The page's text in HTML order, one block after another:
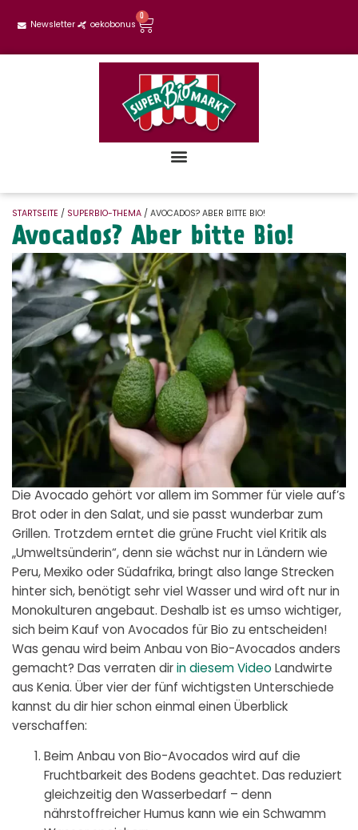
Newsletter oekobonus
0
STARTSEITE / SUPERBIO-THEMA / AVOCADOS? ABER BITTE BIO!
Avocados? Aber bitte Bio!
Die Avocado gehört vor allem im Sommer für viele auf’s
Brot oder in den Salat, und sie passt wunderbar zum
Grillen. Trotzdem erntet die grüne Frucht viel Kritik als
„Umweltsünderin“, denn sie wächst nur in Ländern wie
Peru, Mexiko oder Südafrika, bringt also lange Strecken
hinter sich, benötigt sehr viel Wasser und wird oft nur in
Monokulturen angebaut. Deshalb ist es umso wichtiger,
sich beim Kauf von Avocados für Bio zu entscheiden!
Was genau wird beim Anbau von Bio-Avocados anders
gemacht? Das verraten dirin diesem Video Landwirte
aus Kenia. Über vier der fünf wichtigsten Unterschiede
kannst du dir hier schon einmal einen Überblick
verschaffen:
Beim Anbau von Bio-Avocados wird auf die
Fruchtbarkeit des Bodens geachtet. Das reduziert
gleichzeitig den Wasserbedarf – denn
nährstoffreicher Humus kann wie ein Schwamm